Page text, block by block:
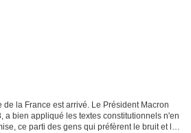
de la France est arrivé. Le Président Macron
a bien appliqué les textes constitutionnels n'en
ce parti des gens qui préfèrent le bruit et la